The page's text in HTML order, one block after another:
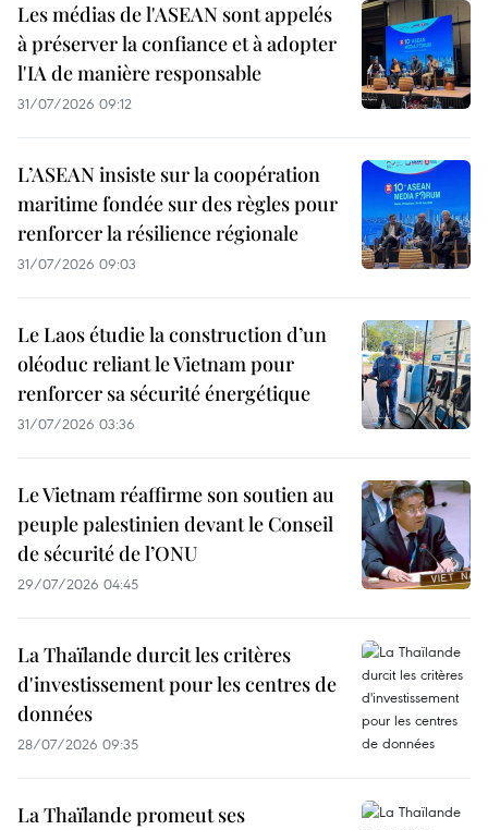
Les médias de l'ASEAN sont appelés
à préserver la confiance et à adopter
l'IA de manière responsable
31/07/2026 09:12
L’ASEAN insiste sur la coopération
maritime fondée sur des règles pour
renforcer la résilience régionale
31/07/2026 09:03
Le Laos étudie la construction d’un
oléoduc reliant le Vietnam pour
renforcer sa sécurité énergétique
31/07/2026 03:36
Le Vietnam réaffirme son soutien au
peuple palestinien devant le Conseil
de sécurité de l’ONU
29/07/2026 04:45
La Thaïlande durcit les critères
d'investissement pour les centres de
données
28/07/2026 09:35
La Thaïlande promeut ses